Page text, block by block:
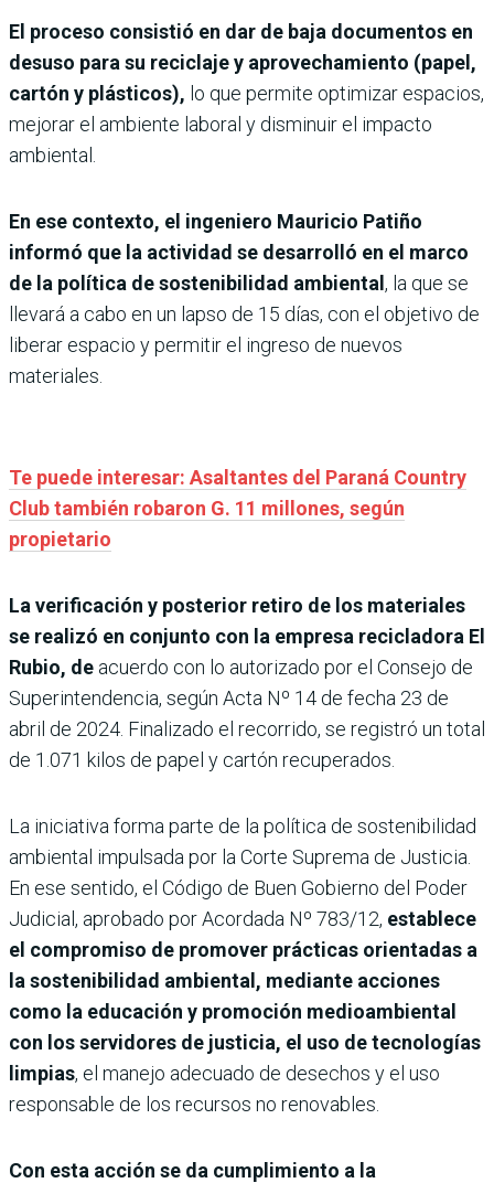
El proceso consistió en dar de baja documentos en
desuso para su reciclaje y aprovechamiento (papel,
cartón y plásticos), lo que permite optimizar espacios,
mejorar el ambiente laboral y disminuir el impacto
ambiental.
En ese contexto, el ingeniero Mauricio Patiño
informó que la actividad se desarrolló en el marco
de la política de sostenibilidad ambiental, la que se
llevará a cabo en un lapso de 15 días, con el objetivo de
liberar espacio y permitir el ingreso de nuevos
materiales.
Te puede interesar: Asaltantes del Paraná Country
Club también robaron G. 11 millones, según
propietario
La verificación y posterior retiro de los materiales
se realizó en conjunto con la empresa recicladora El
Rubio, de acuerdo con lo autorizado por el Consejo de
Superintendencia, según Acta Nº 14 de fecha 23 de
abril de 2024. Finalizado el recorrido, se registró un total
de 1.071 kilos de papel y cartón recuperados.
La iniciativa forma parte de la política de sostenibilidad
ambiental impulsada por la Corte Suprema de Justicia.
En ese sentido, el Código de Buen Gobierno del Poder
Judicial, aprobado por Acordada Nº 783/12, establece
el compromiso de promover prácticas orientadas a
la sostenibilidad ambiental, mediante acciones
como la educación y promoción medioambiental
con los servidores de justicia, el uso de tecnologías
limpias, el manejo adecuado de desechos y el uso
responsable de los recursos no renovables.
Con esta acción se da cumplimiento a la